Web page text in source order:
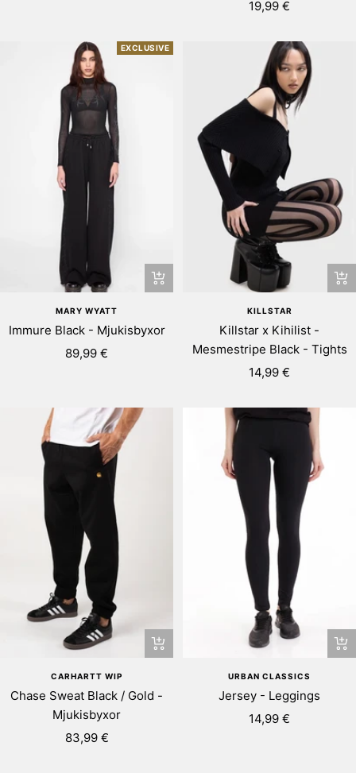
Rea-
19,99 €
EXCLUSIVE
Snabbtitta
MARY WYATT
Immure Black - Mjukisbyxor
Rea-
89,99 €
KILLSTAR
Killstar x Kihilist -
Mesmestripe Black - Tights
Rea-
14,99 €
Snabbtitta
CARHARTT WIP
Chase Sweat Black / Gold -
Mjukisbyxor
Rea-
83,99 €
URBAN CLASSICS
Jersey - Leggings
Rea-
14,99 €